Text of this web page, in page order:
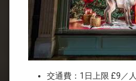
交通費：1日上限 £9／